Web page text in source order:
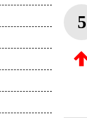
5